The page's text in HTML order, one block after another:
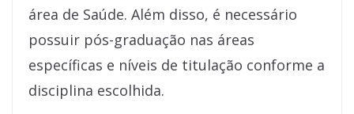
área de Saúde. Além disso, é necessário
possuir pós-graduação nas áreas
específicas e níveis de titulação conforme a
disciplina escolhida.